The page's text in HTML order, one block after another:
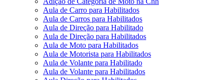
Aula de Carro para Habilitados
Aula de Carros para Habilitados
Aula de Direção para Habilitado
Aula de Direção para Habilitados
Aula de Moto para Habilitados
Aula de Motorista para Habilitados
Aula de Volante para Habilitado
Aula de Volante para Habilitados